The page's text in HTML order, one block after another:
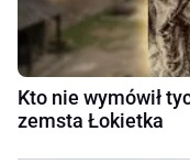
Kto nie wymówił
zemsta Łokietka